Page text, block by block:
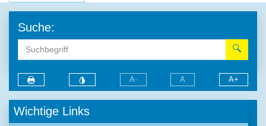
Suche:
A- A A+
Wichtige Links